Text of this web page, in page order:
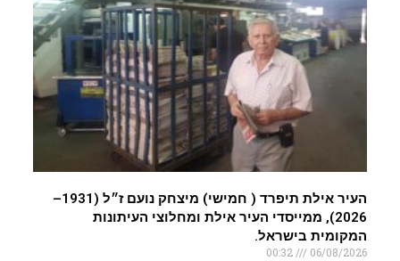
העיר אילת תיפרד ( חמישי) מיצחק נועם ז״ל (1931–
2026), ממייסדי העיר אילת ומחלוצי העיתונות
המקומית בישראל.
06/08/2026
00:32